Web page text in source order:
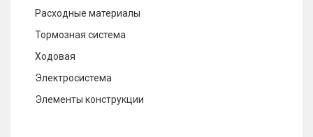
Расходные материалы
Тормозная система
Ходовая
Электросистема
Элементы конструкции